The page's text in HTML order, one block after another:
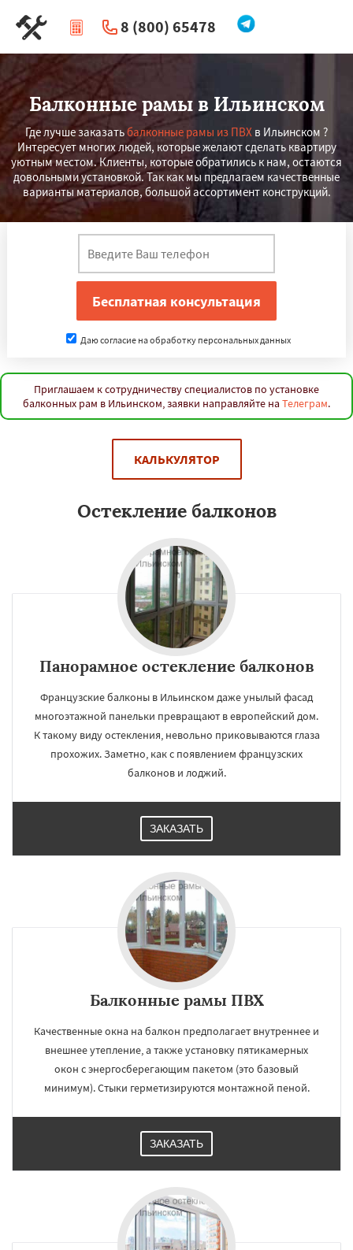
8 (800) 65478
| Перезвоните мне
Балконные рамы в Ильинском
Где лучше заказатьбалконные рамы из ПВХ в Ильинском ?
Интересует многих людей, которые желают сделать квартиру
уютным местом. Клиенты, которые обратились к нам, остаются
довольными установкой. Так как мы предлагаем качественные
варианты материалов, большой ассортимент конструкций.
Даю согласие на обработку персональных данных
Приглашаем к сотрудничеству специалистов по установке
балконных рам в Ильинском, заявки направляйте на Телеграм.
КАЛЬКУЛЯТОР
Остекление балконов
Панорамное остекление балконов
Французские балконы в Ильинском даже унылый фасад
многоэтажной панельки превращают в европейский дом.
К такому виду остекления, невольно приковываются глаза
прохожих. Заметно, как с появлением французских
балконов и лоджий.
ЗАКАЗАТЬ
Балконные рамы ПВХ
Качественные окна на балкон предполагает внутреннее и
внешнее утепление, а также установку пятикамерных
окон с энергосберегающим пакетом (это базовый
минимум). Стыки герметизируются монтажной пеной.
ЗАКАЗАТЬ